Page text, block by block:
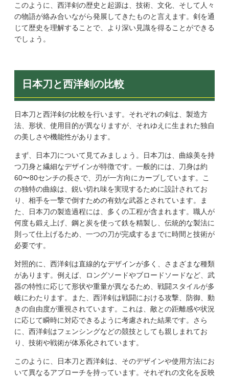
このように、西洋剣の歴史と起源は、技術、文化、そして人々
の物語が絡み合いながら発展してきたものと言えます。剣を通
じて歴史を理解することで、より深い見識を得ることができる
でしょう。
日本刀と西洋剣の比較
日本刀と西洋剣の比較を行います。それぞれの剣は、製造方
法、形状、使用目的が異なりますが、それゆえに生まれた独自
の美しさや機能性があります。
まず、日本刀について見てみましょう。日本刀は、曲線美を持
つ刀身と繊細なデザインが特徴です。一般的には、刀身は約
60〜80センチの長さで、刃が一方向にカーブしています。こ
の独特の曲線は、鋭い切れ味を実現するために設計されてお
り、相手を一撃で倒すための有効な武器とされています。ま
た、日本刀の製造過程には、多くの工程が含まれます。職人が
何度も鍛え上げ、鋼と炭を使って鉄を精製し、伝統的な製法に
則って仕上げるため、一つの刀が完成するまでに時間と技術が
必要です。
対照的に、西洋剣は直線的なデザインが多く、さまざまな種類
があります。例えば、ロングソードやブロードソードなど、武
器の特性に応じて形状や重量が異なるため、戦闘スタイルが多
岐にわたります。また、西洋剣は戦闘における攻撃、防御、動
きの自由度が重視されています。これは、敵との距離感や状況
に応じて瞬時に対応できるように考慮された結果です。さら
に、西洋剣はフェンシングなどの競技としても親しまれてお
り、技術や戦術が体系化されています。
このように、日本刀と西洋剣は、そのデザインや使用方法にお
いて異なるアプローチを持っています。それぞれの文化を反映